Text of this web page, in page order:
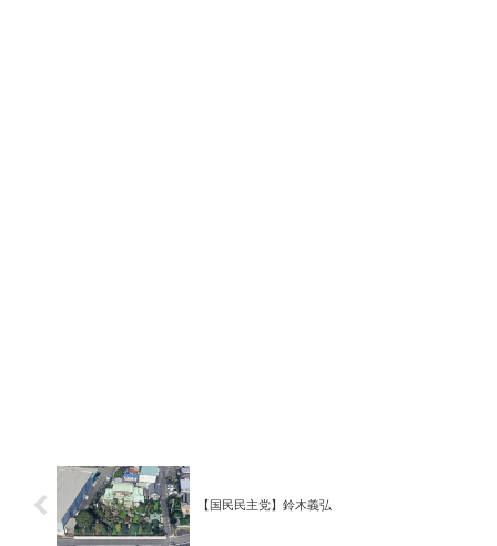
【国民民主党】鈴木義弘